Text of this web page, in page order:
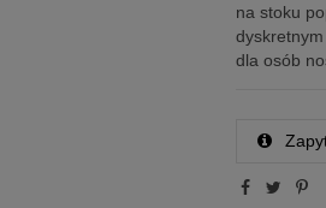
na stoku
dla osób